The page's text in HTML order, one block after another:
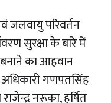
जलवायु परिवर्तन
सुरक्षा के बारे में
का आहवान
अधिकारी गणपतसिंह
नरूका, हर्षित